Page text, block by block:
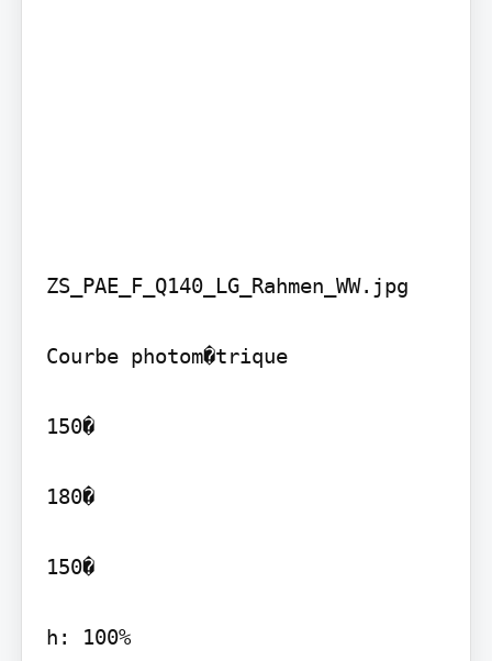
ZS_PAE_F_Q140_LG_Rahmen_WW.jpg
Courbe photom�trique
150�
180�
150�
h: 100%